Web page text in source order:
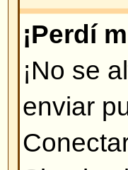
su nombre
ha borrado
los foros,
de
mensajes